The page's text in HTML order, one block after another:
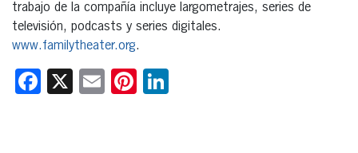
trabajo de la compañía incluye largometrajes, series de
televisión, podcasts y series digitales.
www.familytheater.org.
Facebook
X EmailPinterest